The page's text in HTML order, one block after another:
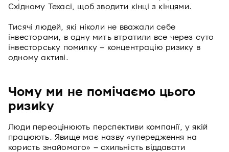
Східному Техасі, щоб зводити кінці з кінцями.
Тисячі людей, які ніколи не вважали себе
інвесторами, в одну мить втратили все через суто
інвесторську помилку – концентрацію ризику в
одному активі.
Чому ми не помічаємо цього
ризику
Люди переоцінюють перспективи компанії, у якій
працюють. Явище має назву «упередження на
користь знайомого» – схильність віддавати